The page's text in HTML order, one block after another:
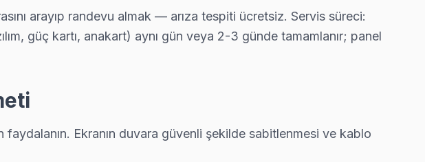
Rowenta arızasını aynı günde tamamlıyoruz.
gün geliyor, teşhis ücretsiz.
arayıp randevu almak — arıza tespiti ücretsiz. Servis süreci:
güç kartı, anakart) aynı gün veya 2-3 günde tamamlanır; panel
Ekranın duvara güvenli şekilde sabitlenmesi ve kablo